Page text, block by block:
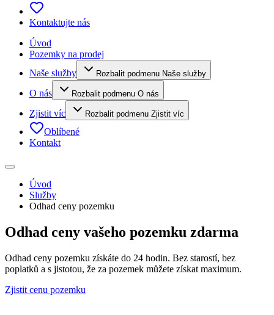
Kontaktujte nás
Úvod
Pozemky na prodej
Naše služby
Rozbalit podmenu Naše služby
O nás Rozbalit podmenu O nás
Zjistit víc Rozbalit podmenu Zjistit víc
Oblíbené
Kontakt
Úvod
Služby
Odhad ceny pozemku
Odhad ceny vašeho pozemku zdarma
Odhad ceny pozemku získáte do 24 hodin. Bez starostí, bez
poplatků a s jistotou, že za pozemek můžete získat maximum.
Zjistit cenu pozemku